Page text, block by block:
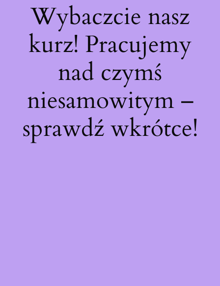
Wybaczcie nasz
kurz! Pracujemy
nad czymś
niesamowitym –
sprawdź wkrótce!